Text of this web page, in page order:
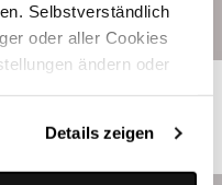
Selbstverständlich
oder aller Cookies
ändern oder
Details zeigen
ERNESTA
STYLES